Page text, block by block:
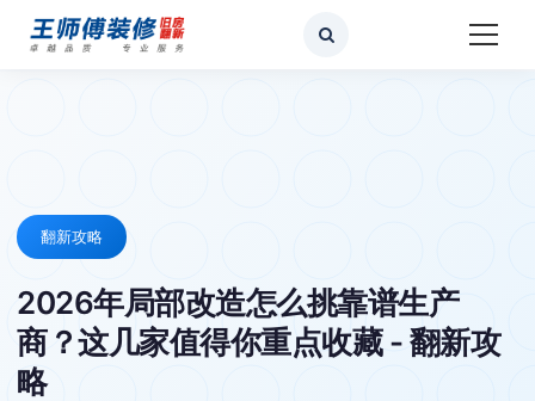
翻新攻略
2026年局部改造怎么挑靠谱生产
商？这几家值得你重点收藏 - 翻新攻
略